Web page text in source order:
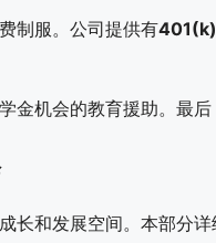
制服。公司提供有401(k)
金机会的教育援助。最
长和发展空间。本部分详